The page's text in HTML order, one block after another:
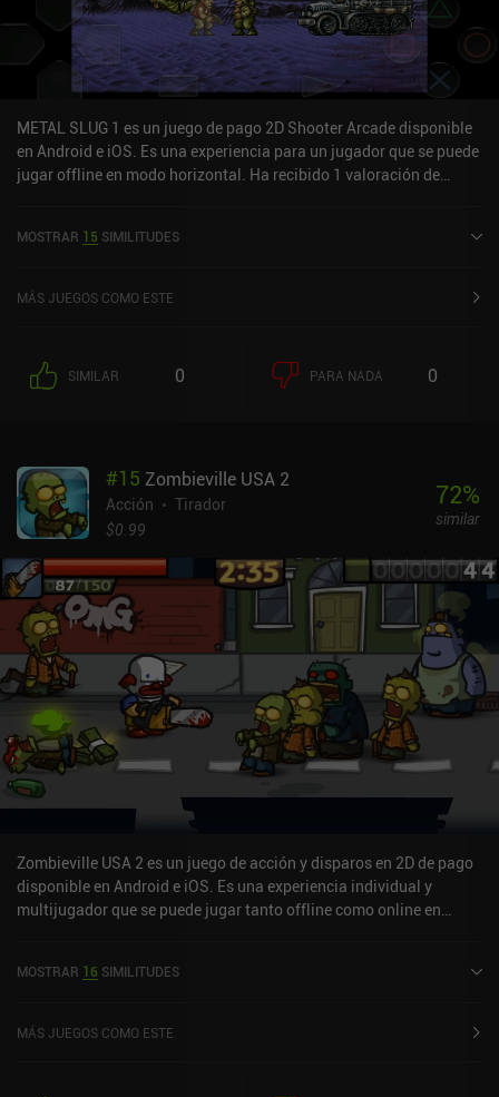
METAL SLUG 1 es un juego de pago 2D Shooter Arcade disponible
en Android e iOS. Es una experiencia para un jugador que se puede
jugar offline en modo horizontal. Ha recibido 1 valoración de
en Google Play y de 3,2 sobre 5,0 en la App Store de iOS.
MOSTRAR 15 SIMILITUDES
MÁS JUEGOS COMO ESTE
SIMILAR 0 PARA NADA 0
#15 Zombieville USA 2
Acción
Tirador
$0.99
72%
similar
Zombieville USA 2 es un juego de acción y disparos en 2D de pago
disponible en Android e iOS. Es una experiencia individual y
multijugador que se puede jugar tanto offline como online en
sobre 5,0 en la App Store de iOS.
MOSTRAR 16 SIMILITUDES
MÁS JUEGOS COMO ESTE